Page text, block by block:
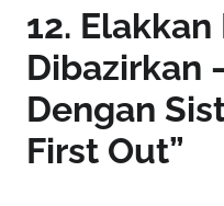
12.
Dibazirkan
Dengan
First Out”